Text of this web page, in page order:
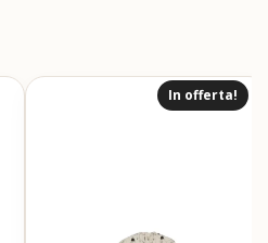
In offerta!